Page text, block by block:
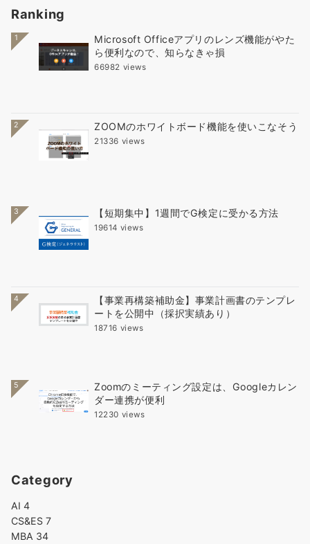
Ranking
1
Microsoft Officeアプリのレンズ機能がやた
ら便利なので、知らなきゃ損
66982 views
2 ZOOMのホワイトボード機能を使いこなそう
21336 views
3 【短期集中】1週間でG検定に受かる方法
19614 views
4
【事業再構築補助金】事業計画書のテンプレ
ートを公開中（採択実績あり）
18716 views
5
Zoomのミーティング設定は、Googleカレン
ダー連携が便利
12230 views
Category
AI 4
CS&ES 7
MBA 34